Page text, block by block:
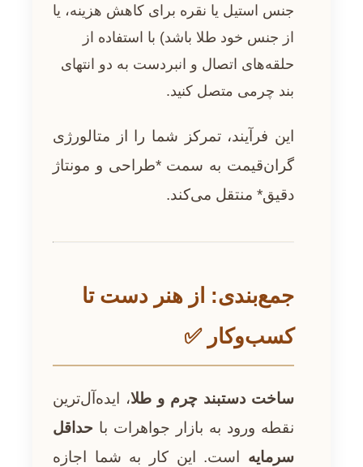
جنس استیل یا نقره برای کاهش هزینه، یا
از جنس خود طلا باشد) با استفاده از
حلقه‌های اتصال و انبردست به دو انتهای
بند چرمی متصل کنید.
این فرآیند، تمرکز شما را از متالورژی
گران‌قیمت به سمت *طراحی و مونتاژ
دقیق* منتقل می‌کند.
جمع‌بندی: از هنر دست تا
کسب‌وکار ✅
ساخت دستبند چرم و طلا، ایده‌آل‌ترین
نقطه ورود به بازار جواهرات با حداقل
سرمایه است. این کار به شما اجازه